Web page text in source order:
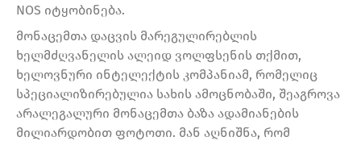
NOS იტყობინება.
მონაცემთა დაცვის მარეგულირებლის
ხელმძღვანელის ალეიდ ვოლფსენის თქმით,
ხელოვნური ინტელექტის კომპანიამ, რომელიც
სპეციალიზირებულია სახის ამოცნობაში, შეაგროვა
არალეგალური მონაცემთა ბაზა ადამიანების
მილიარდობით ფოტოთი. მან აღნიშნა, რომ